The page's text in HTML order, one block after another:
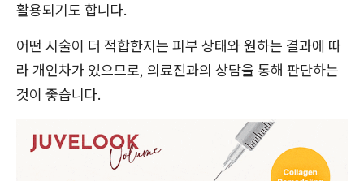
활용되기도 합니다.
어떤 시술이 더 적합한지는 피부 상태와 원하는 결과에 따
라 개인차가 있으므로, 의료진과의 상담을 통해 판단하는
것이 좋습니다.